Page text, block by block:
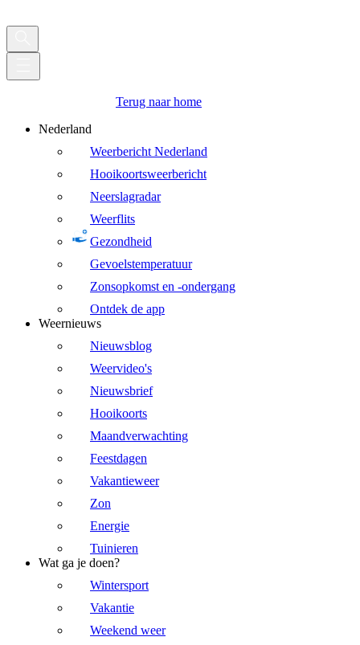
Terug naar home
Nederland
Weerbericht Nederland
Hooikoortsweerbericht
Neerslagradar
Weerflits
Gezondheid
Gevoelstemperatuur
Zonsopkomst en -ondergang
Ontdek de app
Weernieuws
Nieuwsblog
Weervideo's
Nieuwsbrief
Hooikoorts
Maandverwachting
Feestdagen
Vakantieweer
Zon
Energie
Tuinieren
Wat ga je doen?
Wintersport
Vakantie
Weekend weer